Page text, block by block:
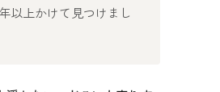
以上かけて見つけまし